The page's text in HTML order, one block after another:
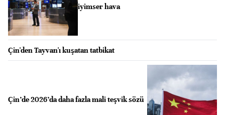
iyimser hava
Çin'den Tayvan'ı kuşatan tatbikat
Çin’de 2026’da daha fazla mali teşvik sözü